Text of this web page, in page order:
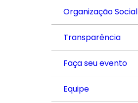
Organização Social
Transparência
Faça seu evento
Equipe